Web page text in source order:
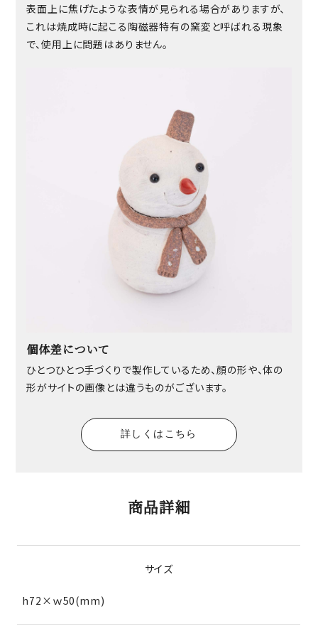
表面上に焦げたような表情が見られる場合がありますが、
これは焼成時に起こる陶磁器特有の窯変と呼ばれる現象
で、使用上に問題はありません。
個体差について
ひとつひとつ手づくりで製作しているため、顔の形や、体の
形がサイトの画像とは違うものがございます。
詳しくはこちら
商品詳細
サイズ
h72×ｗ50(mm)